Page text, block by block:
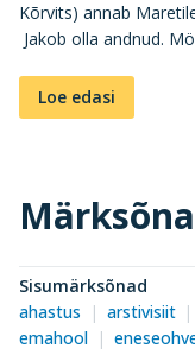
Kõrvits) annab
Jakob olla andnud.
Loe edasi
Sisumärksõnad
ahastus
arstivisiit
emahool